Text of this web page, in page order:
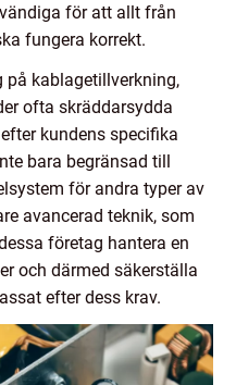
för att allt från
fungera korrekt.
på kablagetillverkning,
ofta skräddarsydda
kundens specifika
bara begränsad till
för andra typer av
avancerad teknik, som
företag hantera en
och därmed säkerställa
efter dess krav.